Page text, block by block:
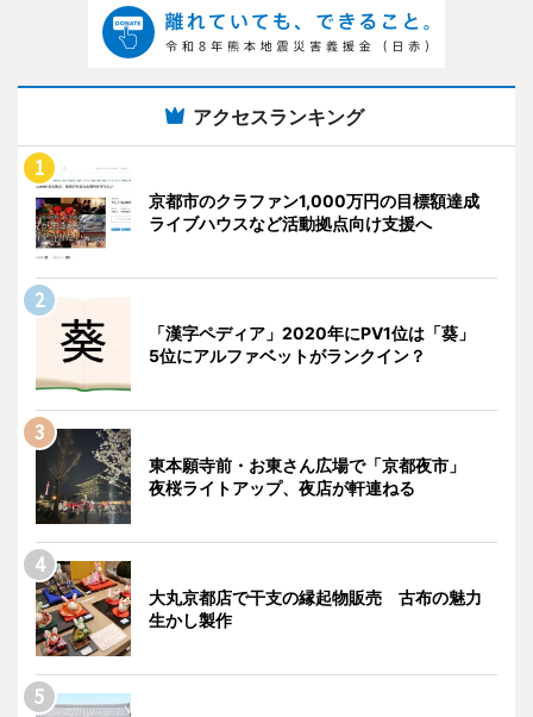
アクセスランキング
京都市のクラファン1,000万円の目標額達成
ライブハウスなど活動拠点向け支援へ
「漢字ペディア」2020年にPV1位は「葵」
5位にアルファベットがランクイン？
東本願寺前・お東さん広場で「京都夜市」
夜桜ライトアップ、夜店が軒連ねる
大丸京都店で干支の縁起物販売 古布の魅力
生かし製作